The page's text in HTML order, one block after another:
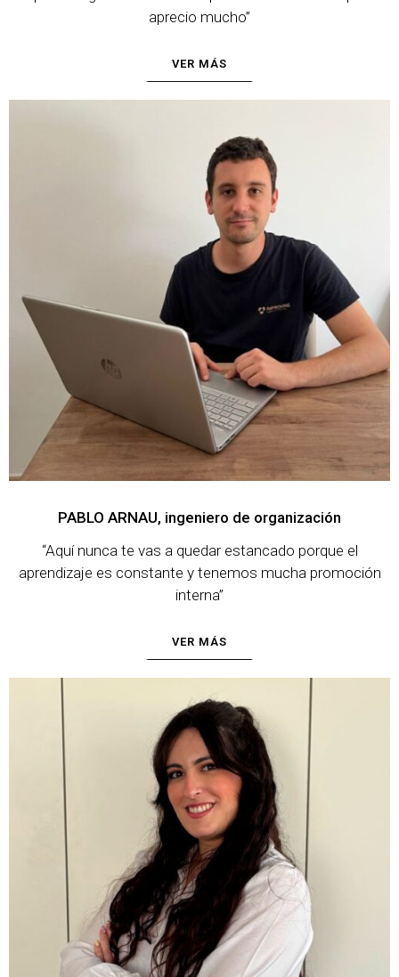
aprecio mucho”
VER MÁS
PABLO ARNAU, ingeniero de organización
“Aquí nunca te vas a quedar estancado porque el
aprendizaje es constante y tenemos mucha promoción
interna”
VER MÁS